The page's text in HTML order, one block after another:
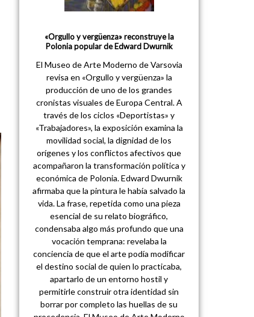
«Orgullo y vergüenza» reconstruye la
Polonia popular de Edward Dwurnik
El Museo de Arte Moderno de Varsovia
revisa en «Orgullo y vergüenza» la
producción de uno de los grandes
cronistas visuales de Europa Central. A
través de los ciclos «Deportistas» y
«Trabajadores», la exposición examina la
movilidad social, la dignidad de los
orígenes y los conflictos afectivos que
acompañaron la transformación política y
económica de Polonia. Edward Dwurnik
afirmaba que la pintura le había salvado la
vida. La frase, repetida como una pieza
esencial de su relato biográfico,
condensaba algo más profundo que una
vocación temprana: revelaba la
conciencia de que el arte podía modificar
el destino social de quien lo practicaba,
apartarlo de un entorno hostil y
permitirle construir otra identidad sin
borrar por completo las huellas de su